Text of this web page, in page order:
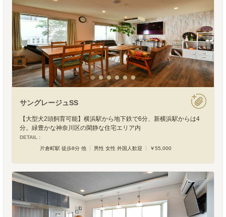
サングレージュSS
【大型犬2頭飼育可能】横浜駅から地下鉄で6分、新横浜駅からは4
分。緑豊かな神奈川区の閑静な住宅エリア内
DETAIL :
片倉町駅 徒歩8分 他
男性 女性 外国人歓迎 ￥55,000